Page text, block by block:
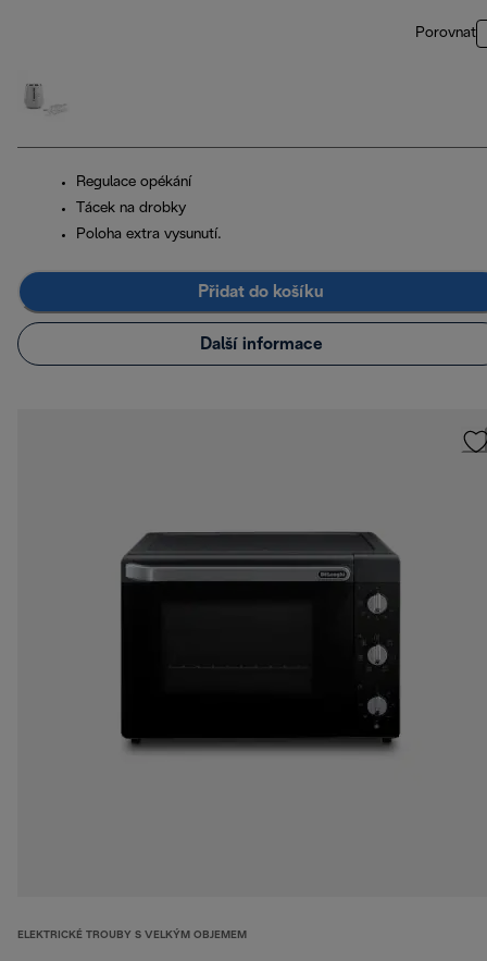
Porovnat
Regulace opékání
Tácek na drobky
Poloha extra vysunutí.
Přidat do košíku
Další informace
ELEKTRICKÉ TROUBY S VELKÝM OBJEMEM